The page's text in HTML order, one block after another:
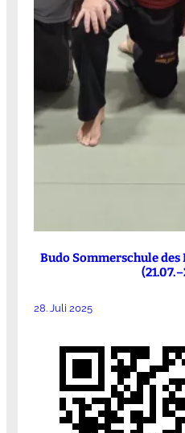
Budo Sommerschule des
28. Juli 2025